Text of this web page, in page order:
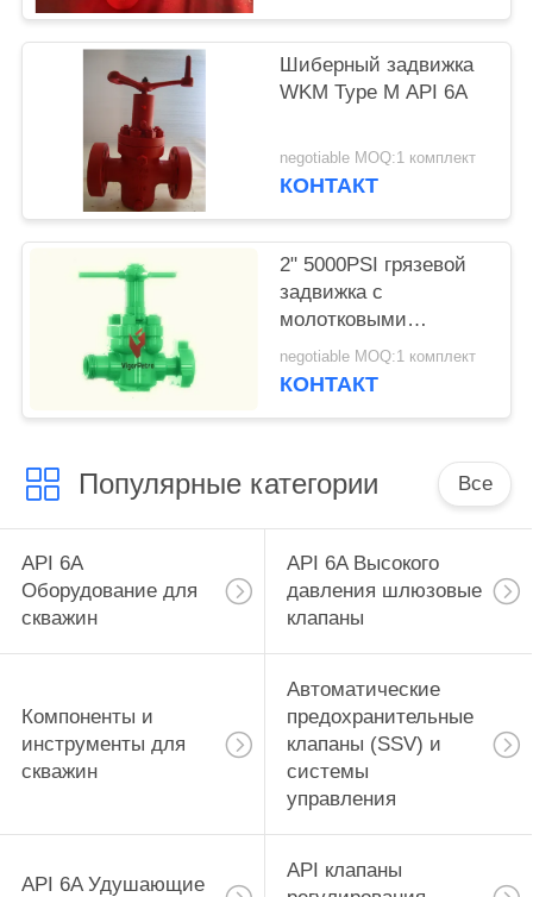
Шиберный задвижка
WKM Type M API 6A
negotiable MOQ:1 комплект
КОНТАКТ
2" 5000PSI грязевой
задвижка с
молотковыми
соединениями, одно
соединение
negotiable MOQ:1 комплект
КОНТАКТ
Популярные категории Все
API 6A
Оборудование для
скважин
API 6A Высокого
давления шлюзовые
клапаны
Компоненты и
инструменты для
скважин
Автоматические
предохранительные
клапаны (SSV) и
системы
управления
API 6A Удушающие
API клапаны